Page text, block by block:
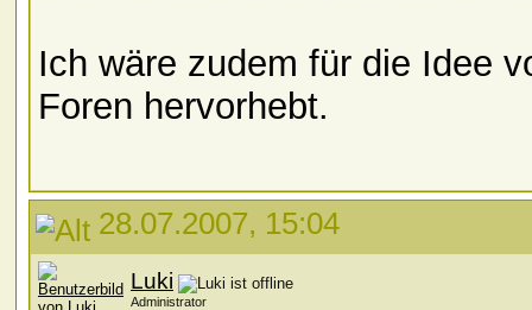
Ich wäre zudem für die Idee
Foren hervorhebt.
28.07.2007, 15:04
Luki
Administrator